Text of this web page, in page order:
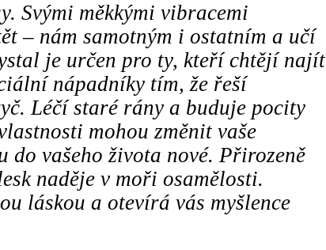
Svými měkkými vibracemi
– nám samotným i ostatním a učí
je určen pro ty, kteří chtějí najít
nápadníky tím, že řeší
Léčí staré rány a buduje pocity
mohou změnit vaše
do vašeho života nové. Přirozeně
naděje v moři osamělosti.
láskou a otevírá vás myšlence